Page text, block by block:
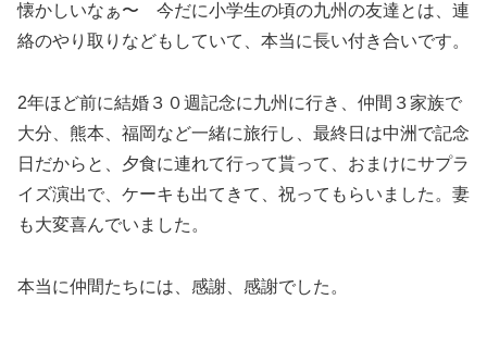
懐かしいなぁ〜 今だに小学生の頃の九州の友達とは、連
絡のやり取りなどもしていて、本当に長い付き合いです。
2年ほど前に結婚３０週記念に九州に行き、仲間３家族で
大分、熊本、福岡など一緒に旅行し、最終日は中洲で記念
日だからと、夕食に連れて行って貰って、おまけにサプラ
イズ演出で、ケーキも出てきて、祝ってもらいました。妻
も大変喜んでいました。
本当に仲間たちには、感謝、感謝でした。